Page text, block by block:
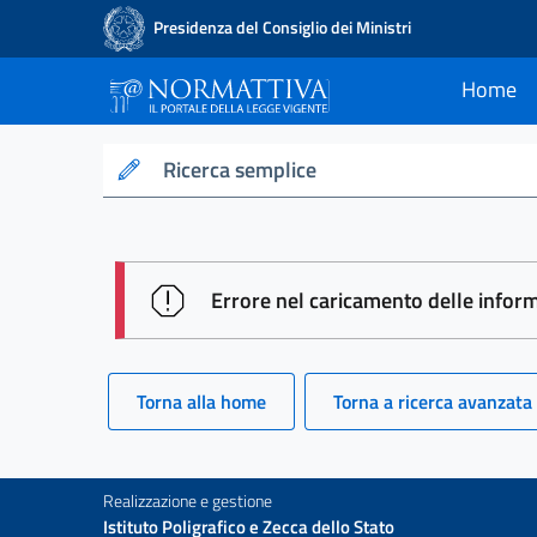
Presidenza del Consiglio dei Ministri
Normattiva - Il
Home
current
Ricerca semplice
session id: R-GzO3L0T43OVJkTfM-
Errore nel caricamento delle
Torna alla home Torna a ricerca avanzata
Realizzazione e gestione
Istituto Poligrafico e Zecca dello Stato